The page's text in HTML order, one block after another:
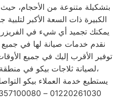
بتشكيلة متنوعة من الأحجام،
الكبيرة ذات السعة الأكبر
نقدم خدمات صيانة لها في
توفير الأقرب إليك في جميع
لصيانة ثلاجات بيكو في منطقة مدينتي بأكثر من رقم،
يستطيع خدمة العملاء بيكو